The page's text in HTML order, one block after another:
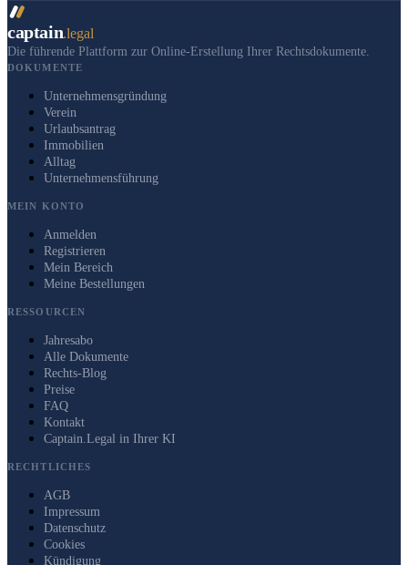
captain.legal
Die führende Plattform zur Online-Erstellung Ihrer Rechtsdokumente.
DOKUMENTE
Unternehmensgründung
Verein
Urlaubsantrag
Immobilien
Alltag
Unternehmensführung
MEIN KONTO
Anmelden
Registrieren
Mein Bereich
Meine Bestellungen
RESSOURCEN
Jahresabo
Alle Dokumente
Rechts-Blog
Preise
FAQ
Kontakt
Captain.Legal in Ihrer KI
RECHTLICHES
AGB
Impressum
Datenschutz
Cookies
Kündigung